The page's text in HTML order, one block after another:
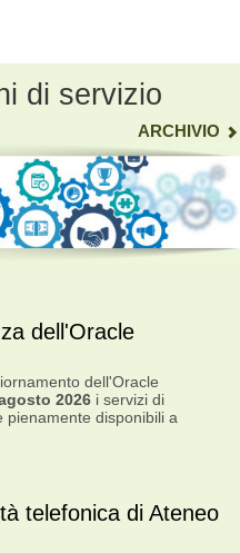
immatricolazioni e test
di servizio
ARCHIVIO
dell'Oracle
dell'Oracle
2026 i servizi di
pienamente disponibili a
telefonica di Ateneo